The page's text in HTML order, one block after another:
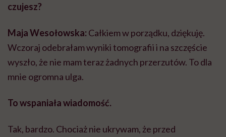
czujesz?
Maja Wesołowska: Całkiem w porządku, dziękuję.
Wczoraj odebrałam wyniki tomografii i na szczęście
wyszło, że nie mam teraz żadnych przerzutów. To dla
mnie ogromna ulga.
To wspaniała wiadomość.
Tak, bardzo. Chociaż nie ukrywam, że przed